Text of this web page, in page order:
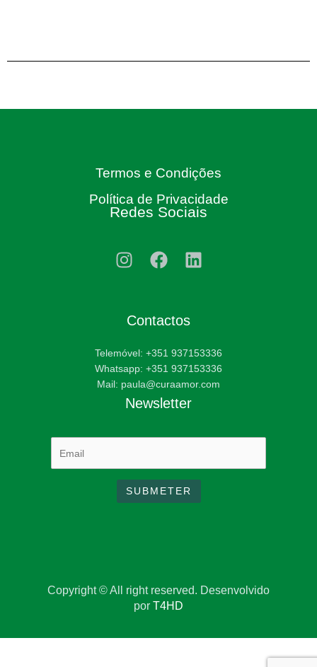
Termos e Condições
Política de Privacidade
Redes Sociais
Contactos
Telemóvel: +351 937153336
Whatsapp: +351 937153336
Mail: paula@curaamor.com
Newsletter
Copyright © All right reserved. Desenvolvido
por T4HD